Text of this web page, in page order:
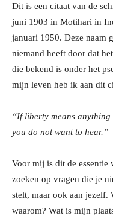
Dit is een citaat van de
juni 1903 in Motihari in
januari 1950. Deze naam
niemand heeft door dat
die bekend is onder het
mijn leven heb ik aan dit
“If liberty means
you do not want to hear.”
Voor mij is dit de essentie
zoeken op vragen die je
stelt, maar ook aan
waarom? Wat is mijn